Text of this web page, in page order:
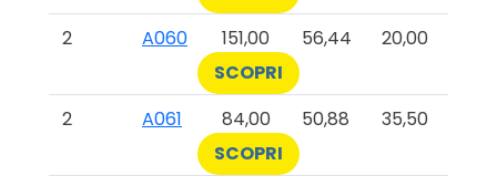
2
A060 151,00 56,44
20,00
SCOPRI
2
A061 84,00 50,88
35,50
SCOPRI